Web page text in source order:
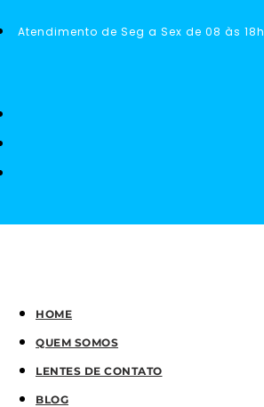
Atendimento de Seg a Sex de 08 às 18h
HOME
QUEM SOMOS
LENTES DE CONTATO
BLOG